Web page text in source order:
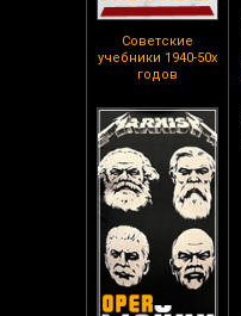
Советские
учебники 1940-50х
годов